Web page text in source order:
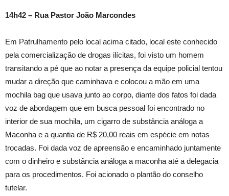
14h42 – Rua Pastor João Marcondes
Em Patrulhamento pelo local acima citado, local este conhecido
pela comercialização de drogas ilícitas, foi visto um homem
transitando a pé que ao notar a presença da equipe policial tentou
mudar a direção que caminhava e colocou a mão em uma
mochila bag que usava junto ao corpo, diante dos fatos foi dada
voz de abordagem que em busca pessoal foi encontrado no
interior de sua mochila, um cigarro de substância análoga a
Maconha e a quantia de R$ 20,00 reais em espécie em notas
trocadas. Foi dada voz de apreensão e encaminhado juntamente
com o dinheiro e substância análoga a maconha até a delegacia
para os procedimentos. Foi acionado o plantão do conselho
tutelar.